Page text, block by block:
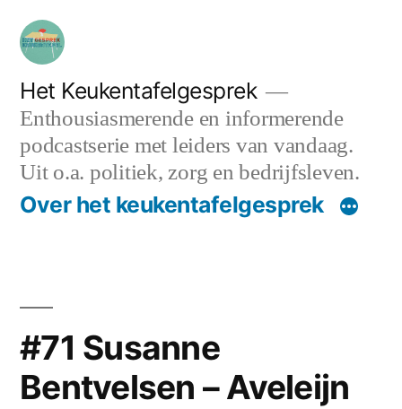
naar
inhoud
Het Keukentafelgesprek
Enthousiasmerende en informerende
podcastserie met leiders van vandaag.
Uit o.a. politiek, zorg en bedrijfsleven.
Over het keukentafelgesprek
#71 Susanne
Bentvelsen – Aveleijn